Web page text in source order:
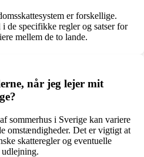
er forskellige.
de specifikke regler og satser for
mellem de to lande.
når jeg lejer mit
sommerhus i Sverige kan variere
omstændigheder. Det er vigtigt at
skatteregler og eventuelle